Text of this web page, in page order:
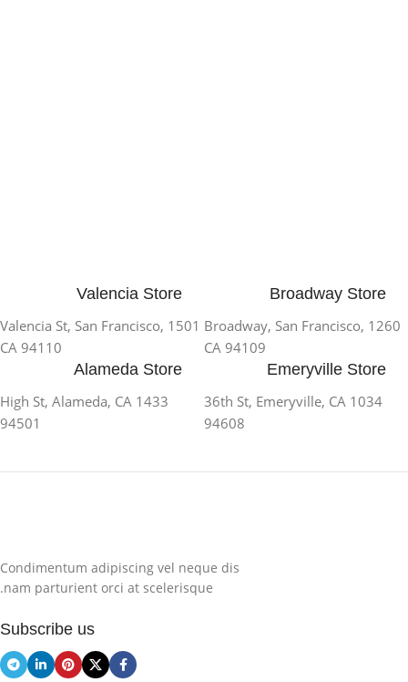
Broadway Store
1260 Broadway, San Francisco,
CA 94109
Valencia Store
1501 Valencia St, San Francisco,
CA 94110
Emeryville Store
1034 36th St, Emeryville, CA
94608
Alameda Store
1433 High St, Alameda, CA
94501
Condimentum adipiscing vel neque dis
nam parturient orci at scelerisque.
Subscribe us